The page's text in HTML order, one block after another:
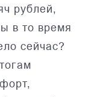
рублей,
в то время
сейчас?